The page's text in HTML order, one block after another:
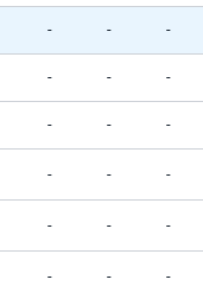
- - -
- - -
- - -
- - -
- - -
- - -